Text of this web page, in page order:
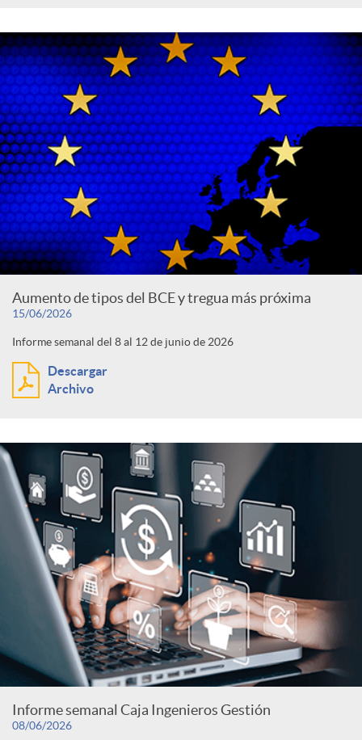
Aumento de tipos del BCE y tregua más próxima
15/06/2026
Informe semanal del 8 al 12 de junio de 2026
Descargar
Archivo
Informe semanal Caja Ingenieros Gestión
08/06/2026